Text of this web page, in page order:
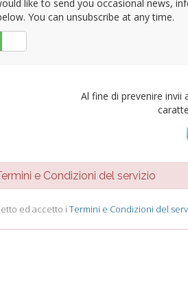
like to send you occasional news,
You can unsubscribe at any time.
Al fine di prevenire
e Condizioni del servizio
ed accetto i Termini e Condizioni del